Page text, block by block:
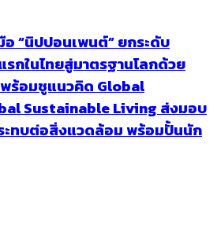
“นิปปอนเพนต์” ยกระดับ
กในไทยสู่มาตรฐานโลกด้วย
ร้อมชูแนวคิด Global
Sustainable Living ส่งมอบ
ทบต่อสิ่งแวดล้อม พร้อมปั้นนัก